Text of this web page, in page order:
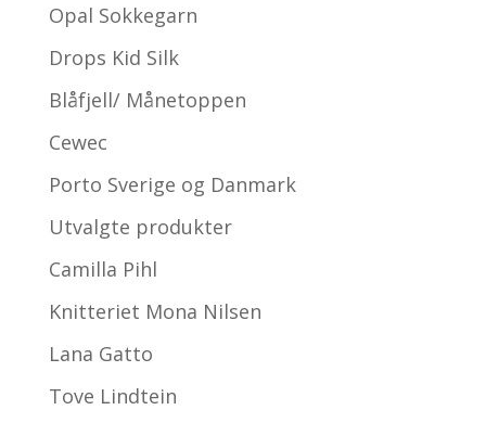
Opal Sokkegarn
Drops Kid Silk
Blåfjell/ Månetoppen
Cewec
Porto Sverige og Danmark
Utvalgte produkter
Camilla Pihl
Knitteriet Mona Nilsen
Lana Gatto
Tove Lindtein